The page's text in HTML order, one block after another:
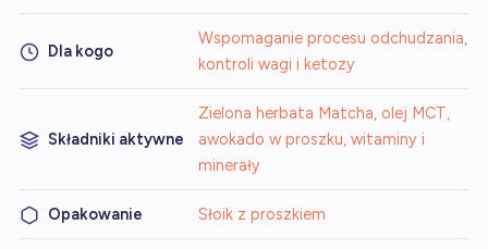
Dla kogo
Wspomaganie procesu odchudzania,
kontroli wagi i ketozy
Składniki aktywne
Zielona herbata Matcha, olej MCT,
awokado w proszku, witaminy i
minerały
Opakowanie Słoik z proszkiem